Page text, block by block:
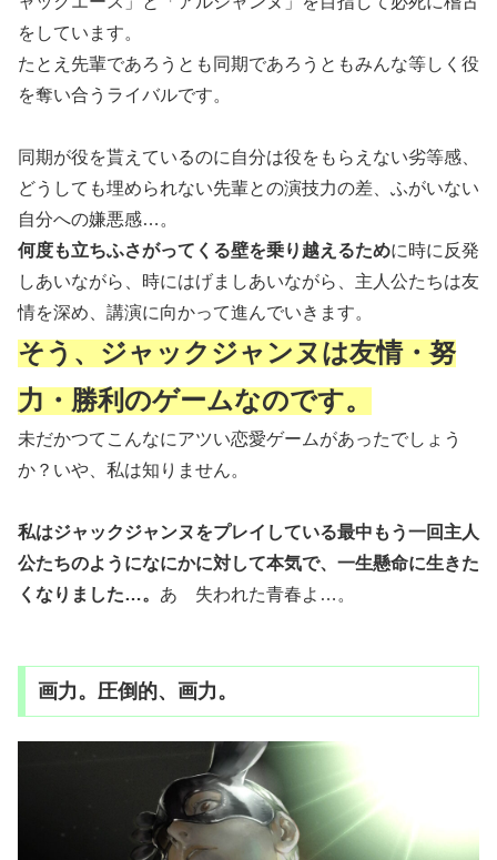
をしています。
たとえ先輩であろうとも同期であろうともみんな等しく役
を奪い合うライバルです。
同期が役を貰えているのに自分は役をもらえない劣等感、
どうしても埋められない先輩との演技力の差、ふがいない
自分への嫌悪感…。
何度も立ちふさがってくる壁を乗り越えるために時に反発
しあいながら、時にはげましあいながら、主人公たちは友
情を深め、講演に向かって進んでいきます。
そう、ジャックジャンヌは友情・努
力・勝利のゲームなのです。
未だかつてこんなにアツい恋愛ゲームがあったでしょう
か？いや、私は知りません。
私はジャックジャンヌをプレイしている最中もう一回主人
公たちのようになにかに対して本気で、一生懸命に生きた
くなりました…。 あゝ失われた青春よ…。
画力。圧倒的、画力。